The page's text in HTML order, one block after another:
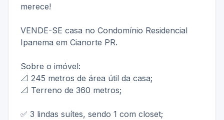
merece!
VENDE-SE casa no Condomínio Residencial
Ipanema em Cianorte PR.
Sobre o imóvel:
📐 245 metros de área útil da casa;
📐 Terreno de 360 metros;
✅ 3 lindas suítes, sendo 1 com closet;